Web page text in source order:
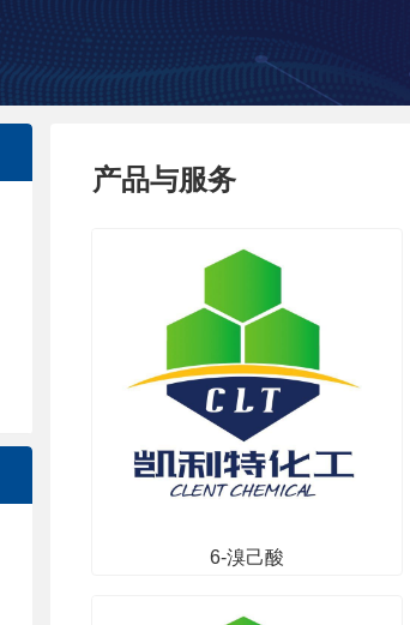
产品与服务
6-溴己酸